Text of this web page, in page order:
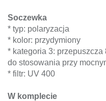
Soczewka
* typ: polaryzacja
* kolor: przydymiony
* kategoria 3: przepuszcza
do stosowania przy
* filtr: UV 400
W komplecie